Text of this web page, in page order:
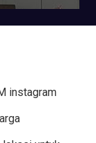
instagram